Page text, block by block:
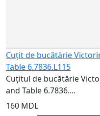
Cuțit de bucătărie
Table 6.7836.L115
Cuțitul de bucătărie
and Table 6.7836....
160 MDL